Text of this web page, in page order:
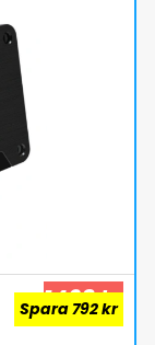
1498 kr
Spara 792 kr